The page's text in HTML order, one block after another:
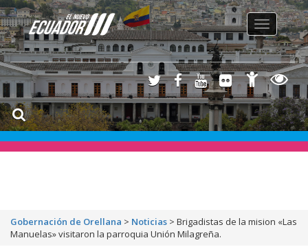
Toggle
navigation
Gobernación de Orellana > Noticias > Brigadistas de la mision «Las
Manuelas» visitaron la parroquia Unión Milagreña.